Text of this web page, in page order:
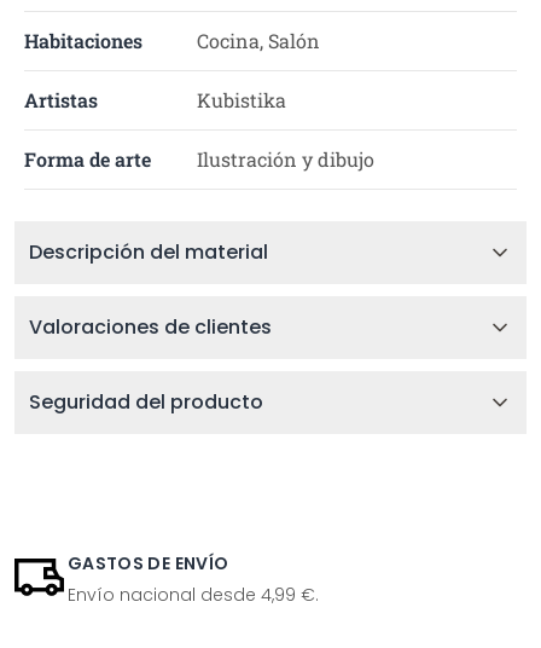
Habitaciones Cocina, Salón
Artistas Kubistika
Forma de arte Ilustración y dibujo
Descripción del material
Valoraciones de clientes
Seguridad del producto
GASTOS DE ENVÍO
Envío nacional desde 4,99 €.